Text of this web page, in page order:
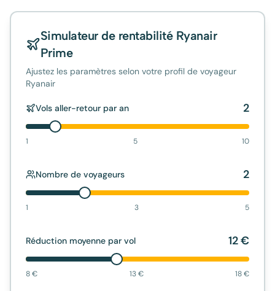
Simulateur de rentabilité Ryanair
Prime
Ajustez les paramètres selon votre profil de voyageur
Ryanair
Vols aller-retour par an 2
1 5 10
Nombre de voyageurs 2
1 3 5
Réduction moyenne par vol 12€
8€ 13€ 18€